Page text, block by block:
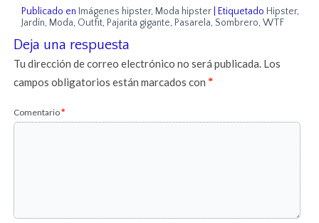
Publicado en Imágenes hipster, Moda hipster Etiquetado Hipster,
Jardín, Moda, Outfit, Pajarita gigante, Pasarela, Sombrero,WTF
Deja una respuesta
Tu dirección de correo electrónico no será publicada. Los
campos obligatorios están marcados con*
Comentario*